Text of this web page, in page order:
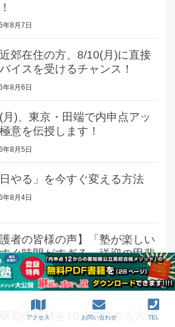
年8月7日
郊在住の方、8/10(月)に直接
イスを受けるチャンス！
年8月6日
)、東京・田端で内申点アッ
意を伝授します！
年8月5日
日やる」を今すぐ変える方法
年8月4日
護者の皆様の声】「塾が楽しい
ぐ時間がすぎる」送迎の甲斐
ます！
年8月3日
究の題材を10分で決める方法
アクセス お問い合わせ TEL